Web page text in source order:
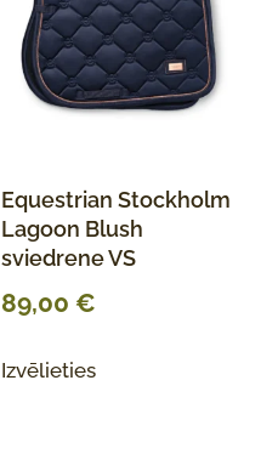
Equestrian Stockholm
Lagoon Blush
sviedrene VS
89,00 €
Izvēlieties